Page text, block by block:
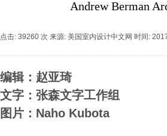
Andrew Berman
点击: 39260 次 来源: 美国室内设计中文网 时间:
编辑：赵亚琦
文字：张森文字工作组
图片：Naho Kubota